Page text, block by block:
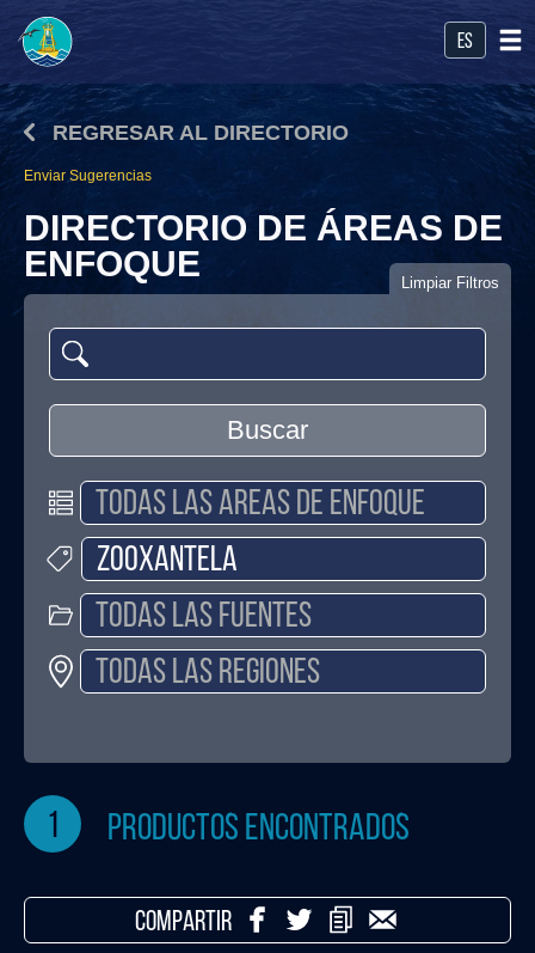
es
REGRESAR AL DIRECTORIO
Enviar Sugerencias
DIRECTORIO DE ÁREAS DE
ENFOQUE
Buscar
Limpiar Filtros
1 productos encontrados
COMPARTIR